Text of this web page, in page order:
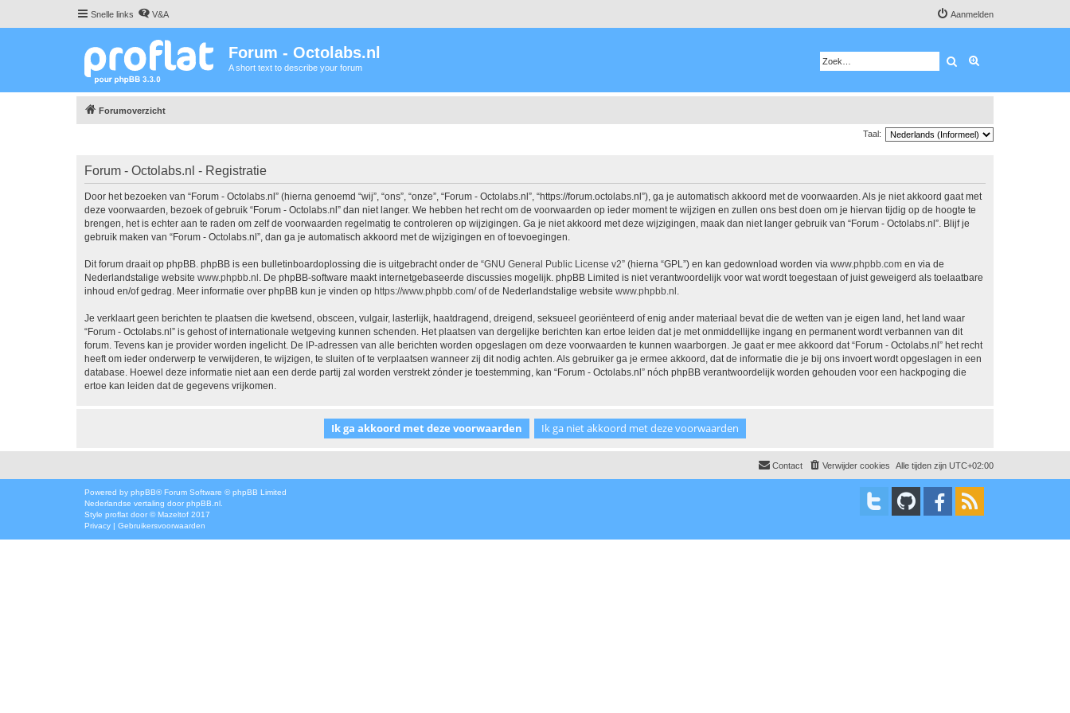
Snelle links V&A Aanmelden
Forum - Octolabs.nl
A short text to describe your forum Zoek
Forumoverzicht
Taal:
Forum - Octolabs.nl - Registratie
Door het bezoeken van “Forum - Octolabs.nl” (hierna genoemd “wij”, “ons”, “onze”, “Forum - Octolabs.nl”, “https://forum.octolabs.nl”), ga je automatisch akkoord met de voorwaarden. Als je niet akkoord gaat met
deze voorwaarden, bezoek of gebruik “Forum - Octolabs.nl” dan niet langer. We hebben het recht om de voorwaarden op ieder moment te wijzigen en zullen ons best doen om je hiervan tijdig op de hoogte te
brengen, het is echter aan te raden om zelf de voorwaarden regelmatig te controleren op wijzigingen. Ga je niet akkoord met deze wijzigingen, maak dan niet langer gebruik van “Forum - Octolabs.nl”. Blijf je
gebruik maken van “Forum - Octolabs.nl”, dan ga je automatisch akkoord met de wijzigingen en of toevoegingen.
Dit forum draait op phpBB. phpBB is een bulletinboardoplossing die is uitgebracht onder de “GNU General Public License v2” (hierna “GPL”) en kan gedownload worden via www.phpbb.com en via de
Nederlandstalige website www.phpbb.nl . De phpBB-software maakt internetgebaseerde discussies mogelijk. phpBB Limited is niet verantwoordelijk voor wat wordt toegestaan of juist geweigerd als toelaatbare
inhoud en/of gedrag. Meer informatie over phpBB kun je vinden op https://www.phpbb.com/of de Nederlandstalige website www.phpbb.nl
Je verklaart geen berichten te plaatsen die kwetsend, obsceen, vulgair, lasterlijk, haatdragend, dreigend, seksueel georiënteerd of enig ander materiaal bevat die de wetten van je eigen land, het land waar
“Forum - Octolabs.nl” is gehost of internationale wetgeving kunnen schenden. Het plaatsen van dergelijke berichten kan ertoe leiden dat je met onmiddellijke ingang en permanent wordt verbannen van dit
forum. Tevens kan je provider worden ingelicht. De IP-adressen van alle berichten worden opgeslagen om deze voorwaarden te kunnen waarborgen. Je gaat er mee akkoord dat “Forum - Octolabs.nl” het recht
heeft om ieder onderwerp te verwijderen, te wijzigen, te sluiten of te verplaatsen wanneer zij dit nodig achten. Als gebruiker ga je ermee akkoord, dat de informatie die je bij ons invoert wordt opgeslagen in een
database. Hoewel deze informatie niet aan een derde partij zal worden verstrekt zónder je toestemming, kan “Forum - Octolabs.nl” nóch phpBB verantwoordelijk worden gehouden voor een hackpoging die
ertoe kan leiden dat de gegevens vrijkomen.
Alle tijden zijn UTC+02:00
Verwijder cookies
Contact
Powered by phpBB® Forum Software © phpBB Limited
Nederlandse vertaling door phpBB.nl
Style proflat door ©Mazeltof 2017
Privacy | Gebruikersvoorwaarden